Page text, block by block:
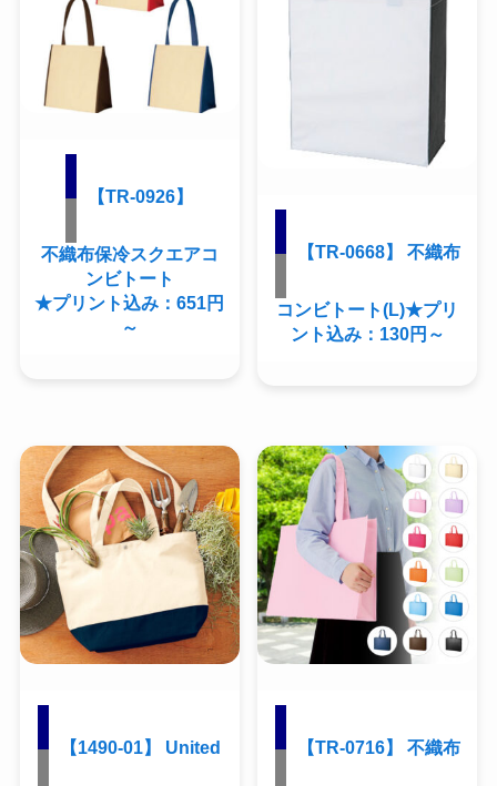
【TR-0926】
不織布保冷スクエアコ
ンビトート
★プリント込み：651円
～
【TR-0668】 不織布
コンビトート(L)★プリ
ント込み：130円～
【1490-01】 United 【TR-0716】 不織布